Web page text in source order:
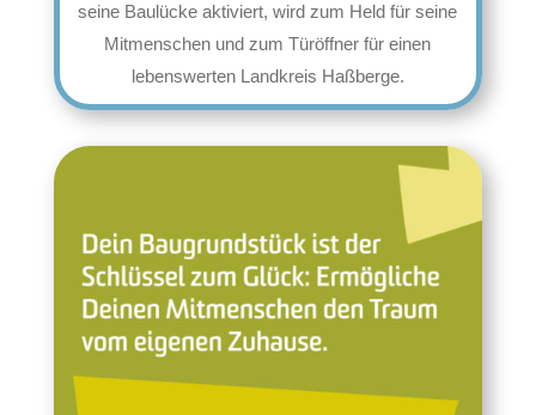
seine Baulücke aktiviert, wird zum Held für seine
Mitmenschen und zum Türöffner für einen
lebenswerten Landkreis Haßberge.